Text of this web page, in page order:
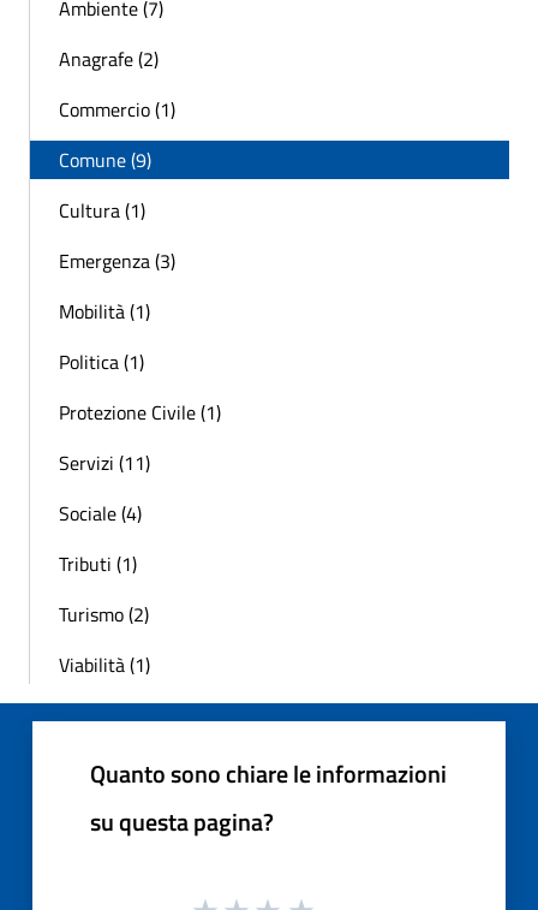
Ambiente (7)
Anagrafe (2)
Commercio (1)
Comune (9)
Cultura (1)
Emergenza (3)
Mobilità (1)
Politica (1)
Protezione Civile (1)
Servizi (11)
Sociale (4)
Tributi (1)
Turismo (2)
Viabilità (1)
Quanto sono chiare le informazioni
su questa pagina?